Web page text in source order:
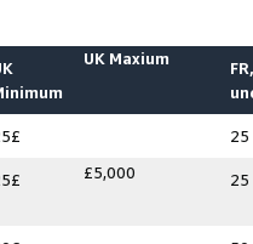
UK Maxium
25
£5,000 25